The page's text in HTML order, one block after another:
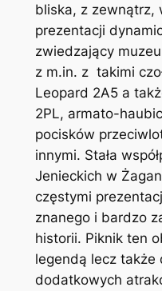
bliska, z zewnątrz,
prezentacji
zwiedzający
z m.in. z takimi
Leopard 2A5 a
2PL, armato-
pocisków
innymi. Stała
Jenieckich w
częstymi
znanego i bardzo
historii. Piknik ten
legendą lecz także
dodatkowych